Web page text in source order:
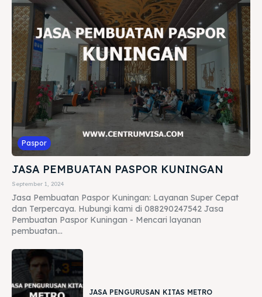
Paspor
JASA PEMBUATAN PASPOR KUNINGAN
September 1, 2024
Jasa Pembuatan Paspor Kuningan: Layanan Super Cepat
dan Terpercaya. Hubungi kami di 088290247542 Jasa
Pembuatan Paspor Kuningan - Mencari layanan
pembuatan...
JASA PENGURUSAN KITAS METRO